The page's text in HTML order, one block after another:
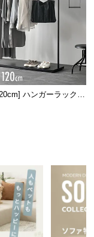
ハンガーラック
階高さ調節 サイドフ